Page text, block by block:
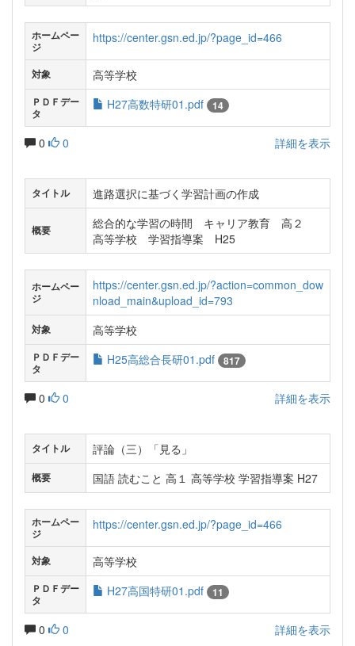
ホームペー
ジ
https://center.gsn.ed.jp/?page_id=466
対象 高等学校
ＰＤＦデー
タ
H27高数特研01.pdf 14
0 0 詳細を表示
タイトル 進路選択に基づく学習計画の作成
概要
総合的な学習の時間 キャリア教育 高２
高等学校 学習指導案 H25
ホームペー
ジ
https://center.gsn.ed.jp/?action=common_dow
nload_main&upload_id=793
対象 高等学校
ＰＤＦデー
タ
H25高総合長研01.pdf 817
0 0 詳細を表示
タイトル 評論（三）「見る」
概要 国語 読むこと 高１ 高等学校 学習指導案 H27
ホームペー
ジ
https://center.gsn.ed.jp/?page_id=466
対象 高等学校
ＰＤＦデー
タ
H27高国特研01.pdf 11
0 0 詳細を表示